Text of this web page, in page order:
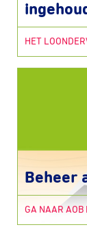
HET
Beheer
GA NAAR AOB